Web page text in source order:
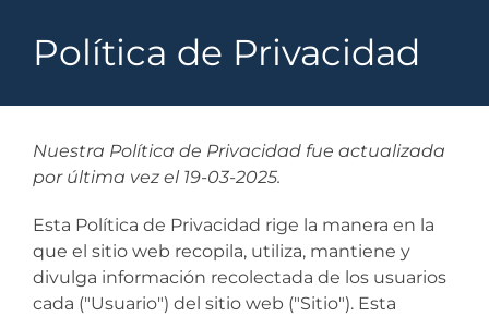
Política de Privacidad
Nuestra Política de Privacidad fue actualizada
por última vez el 19-03-2025.
Esta Política de Privacidad rige la manera en la
que el sitio web recopila, utiliza, mantiene y
divulga información recolectada de los usuarios
cada ("Usuario") del sitio web ("Sitio"). Esta